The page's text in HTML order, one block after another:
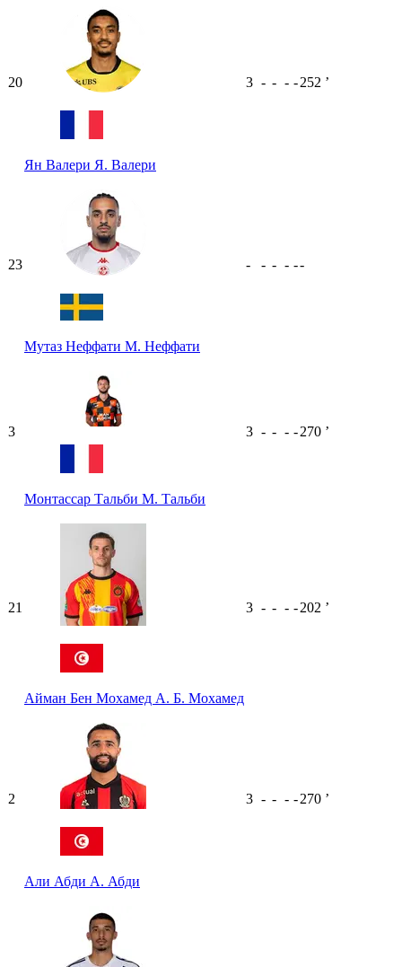
20
Ян Валери Я. Валери
3 - - - -252 ʼ
23
Мутаз Неффати М. Неффати
- - - - --
3
Монтассар Тальби М. Тальби
3 - - - -270 ʼ
21
Айман Бен Мохамед А. Б. Мохамед
3 - - - -202 ʼ
2
Али Абди А. Абди
3 - - - -270 ʼ